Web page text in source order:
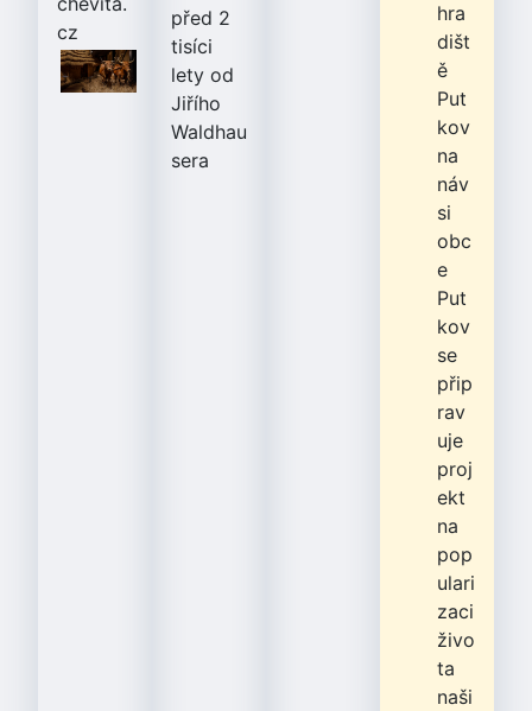
cz
před 2
tisíci
lety od
Jiřího
Waldhau
sera
hra
dišt
ě
Put
kov
na
náv
si
obc
e
Put
kov
se
přip
rav
uje
proj
ekt
na
pop
ulari
zaci
živo
ta
naši